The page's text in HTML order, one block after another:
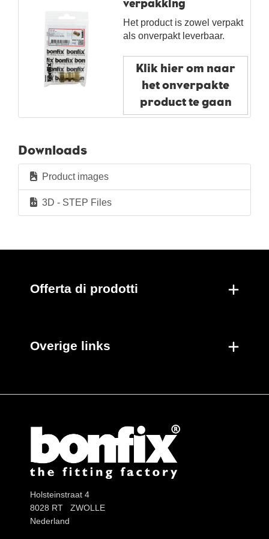
verpakking
Het product is zowel verpakt
als onverpakt leverbaar.
Klik hier om naar
het onverpakte
product te gaan
Downloads
Product images
3D - STEP Files
Offerta di prodotti
Overige links
Holsteinstraat 4
8028 RT ZWOLLE
Nederland